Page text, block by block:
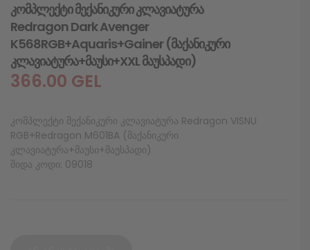
კომპლექტი მექანიკური კლავიატურა
Redragon Dark Avenger
K568RGB+Aquaris+Gainer (მაქანიკური
კლავიატურა+მაუსი+XXL მაუსპადი)
366.00 GEL
კომპლექტი მექანიკური კლავიატურა Redragon VISNU
RGB+Redragon M601BA (მაქანიკური
კლავიატურა+მაუსი+მაუსპადი)
შიდა კოდი: 09018